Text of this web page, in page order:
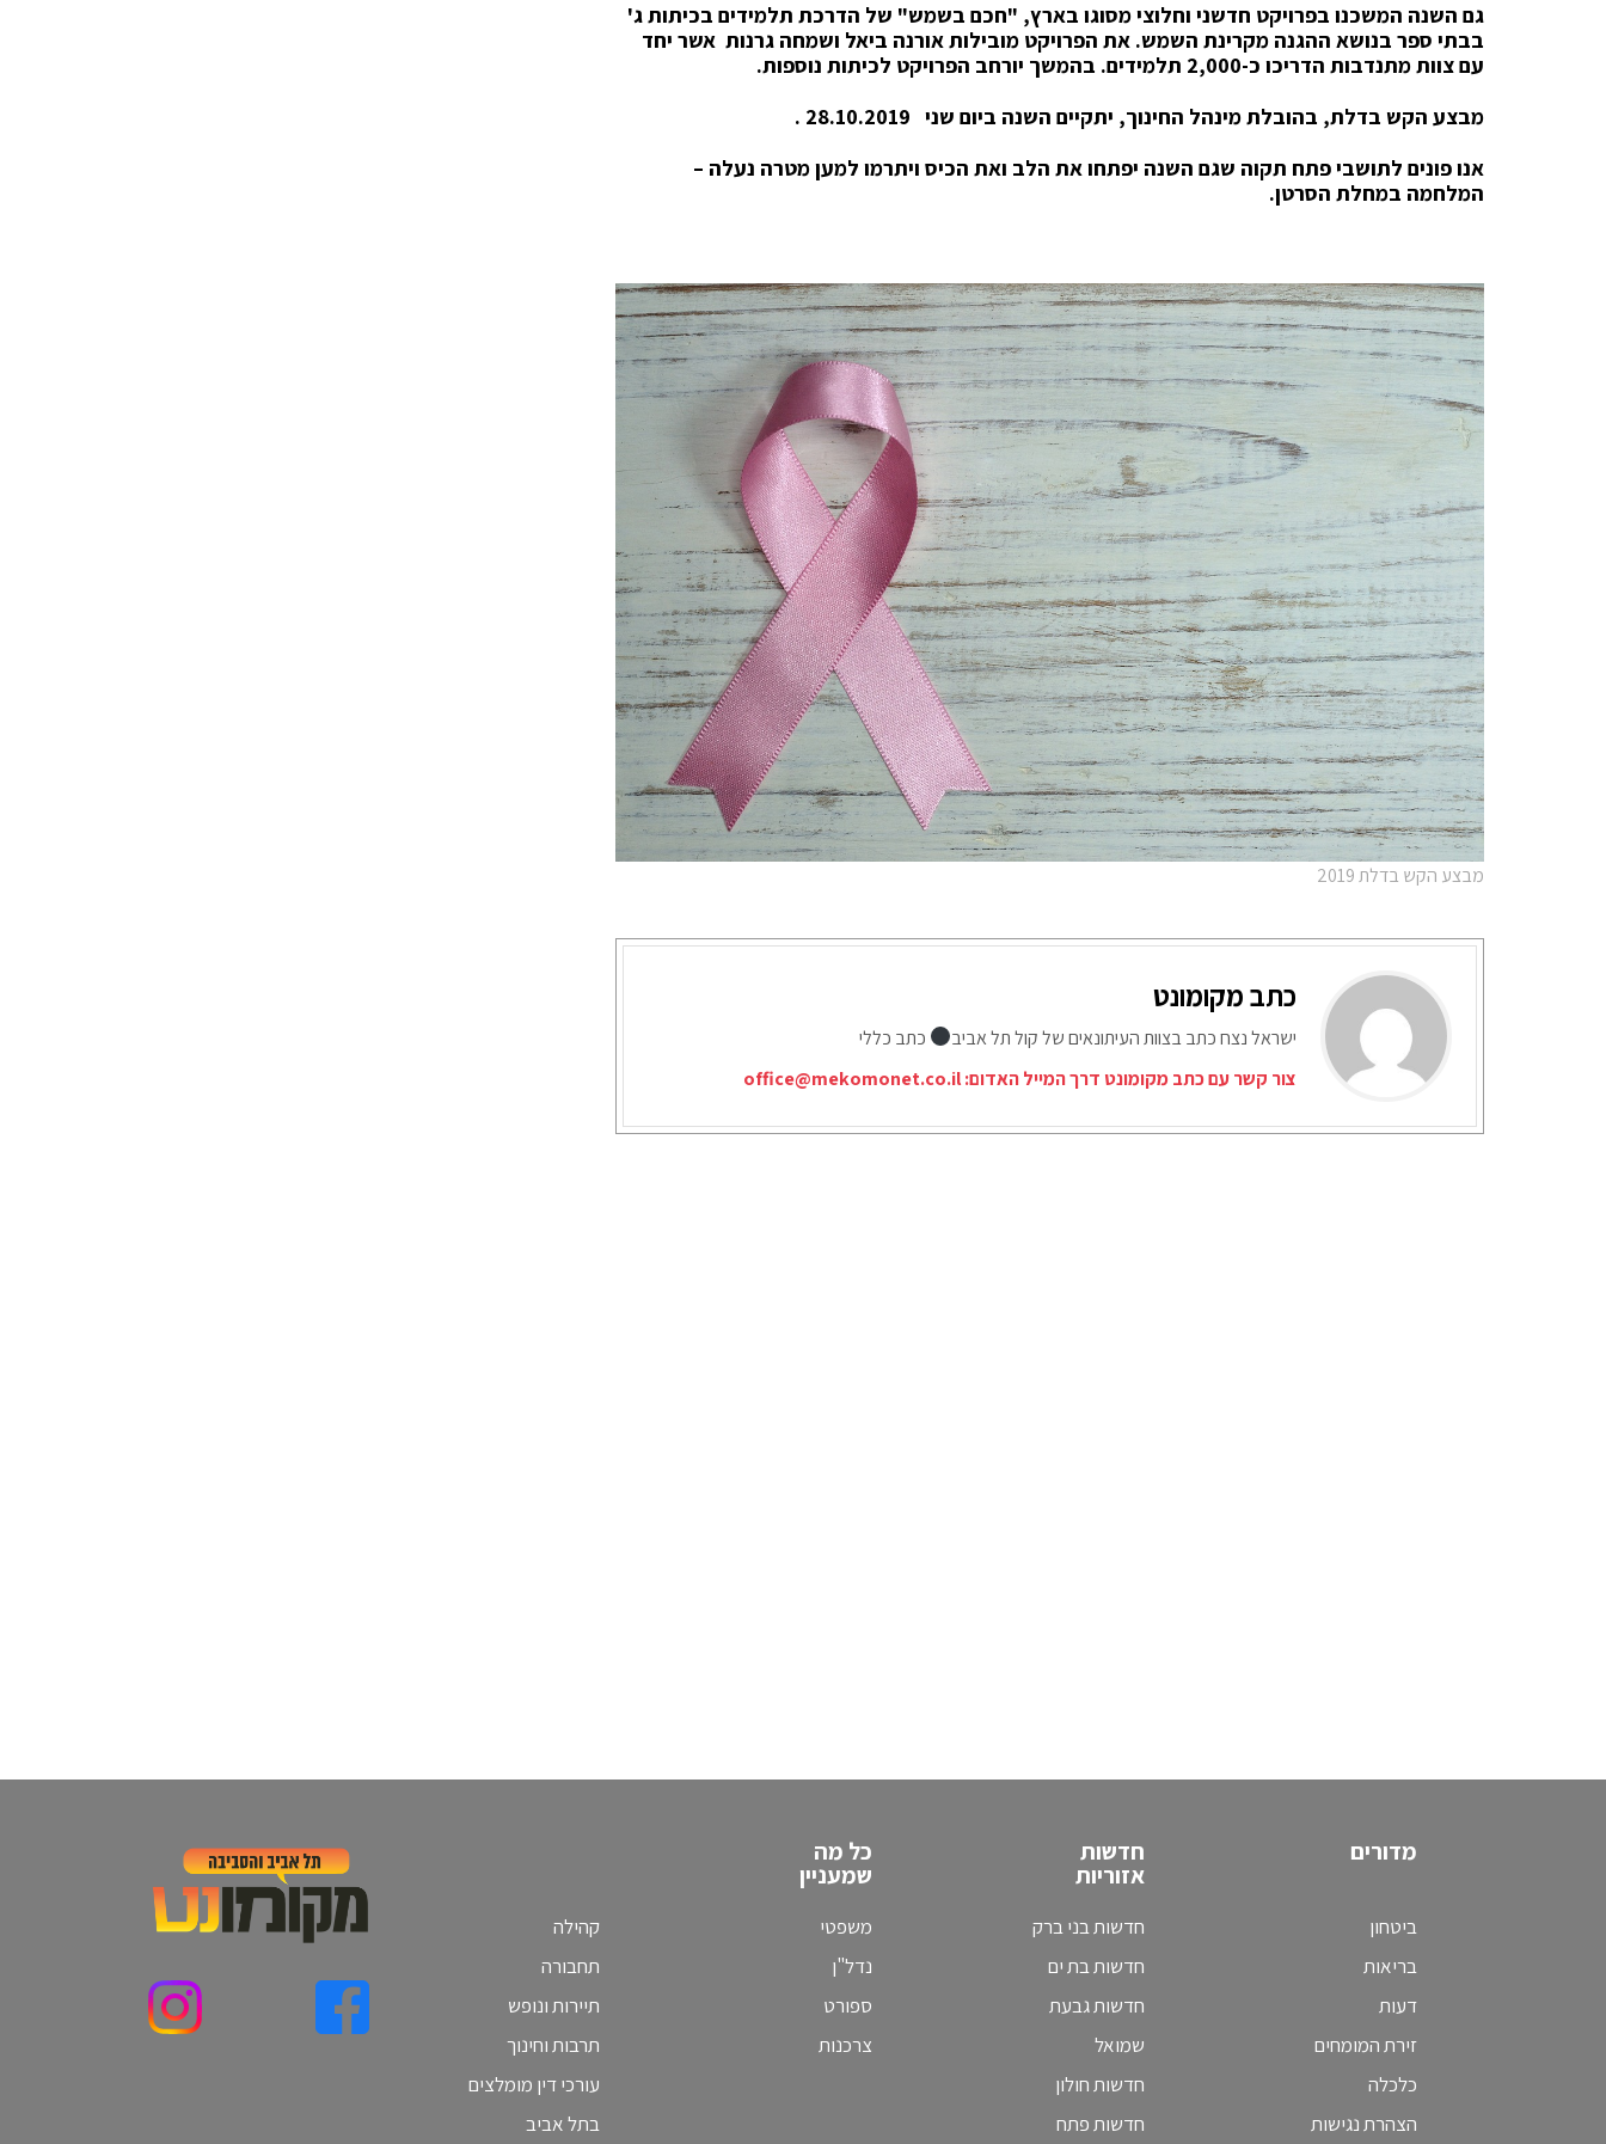
גם השנה המשכנו בפרויקט חדשני וחלוצי מסוגו בארץ, "חכם בשמש" של הדרכת תלמידים בכיתות ג'
בבתי ספר בנושא ההגנה מקרינת השמש. את הפרויקט מובילות אורנה ביאל ושמחה גרנות אשר יחד
עם צוות מתנדבות הדריכו כ-2,000 תלמידים. בהמשך יורחב הפרויקט לכיתות נוספות.
מבצע הקש בדלת, בהובלת מינהל החינוך, יתקיים השנה ביום שני 28.10.2019 .
אנו פונים לתושבי פתח תקוה שגם השנה יפתחו את הלב ואת הכיס ויתרמו למען מטרה נעלה –
המלחמה במחלת הסרטן.
מבצע הקש בדלת 2019
כתב מקומונט
ישראל נצח כתב בצוות העיתונאים של קול תל אביב
כתב כללי
צור קשר עם כתב מקומונט דרך המייל האדום:office@mekomonet.co.il
מדורים
ביטחון
בריאות
דעות
זירת המומחים
כלכלה
הצהרת נגישות
חדשות
אזוריות
חדשות בני ברק
חדשות בת ים
חדשות גבעת
שמואל
חדשות חולון
חדשות פתח
כל מה
שמעניין
משפטי
נדל"ן
ספורט
צרכנות
קהילה
תחבורה
תיירות ונופש
תרבות וחינוך
עורכי דין מומלצים
בתל אביב